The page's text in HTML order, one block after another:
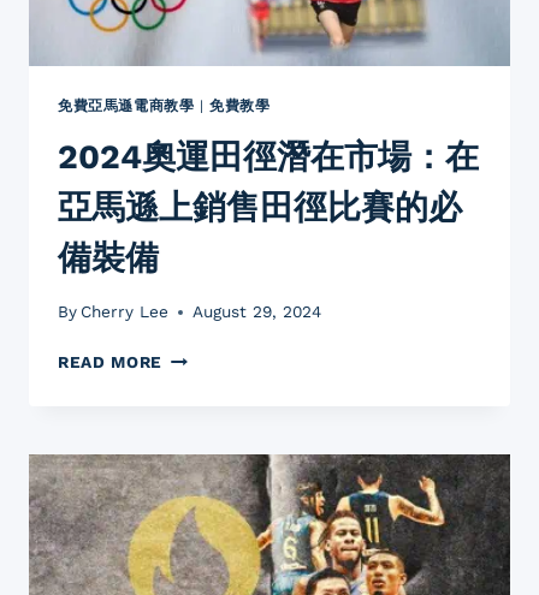
免費亞馬遜電商教學 |免費教學
2024奧運田徑潛在市場：在
亞馬遜上銷售田徑比賽的必
備裝備
By Cherry Lee August 29, 2024
READ MORE 2024
徑
潛
在
市
場：
在